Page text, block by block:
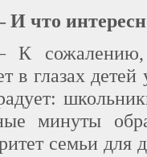
И что
К сожалению,
в глазах
минуты
семьи для